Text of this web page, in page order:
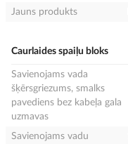
Jauns produkts
Caurlaides spaiļu bloks
Savienojams vada
šķērsgriezums, smalks
pavediens bez kabeļa gala
uzmavas
Savienojams vadu